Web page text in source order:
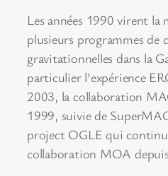
Les années 1990 virent la
plusieurs programmes de
gravitationnelles dans la
particulier l’expérience
2003, la collaboration
1999, suivie de
project OGLE qui
collaboration MOA